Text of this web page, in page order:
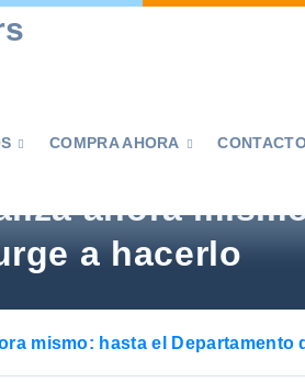
 COMPRA AHORA 
ahora
a hacerlo
mismo: hasta el Departamento